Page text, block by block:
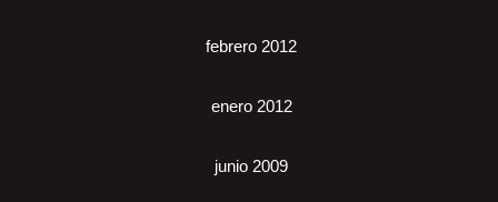
febrero 2012
enero 2012
junio 2009